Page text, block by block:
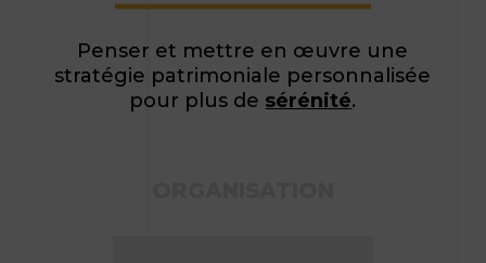
Penser et mettre en œuvre une
stratégie patrimoniale personnalisée
pour plus de sérénité.